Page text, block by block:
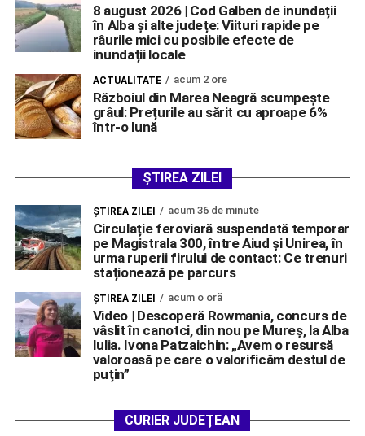
8 august 2026 | Cod Galben de inundații
în Alba și alte județe: Viituri rapide pe
râurile mici cu posibile efecte de
inundații locale
ACTUALITATE acum 2 ore
Războiul din Marea Neagră scumpește
grâul: Prețurile au sărit cu aproape 6%
într-o lună
ȘTIREA ZILEI
ŞTIREA ZILEI acum 36 de minute
Circulație feroviară suspendată temporar
pe Magistrala 300, între Aiud și Unirea, în
urma ruperii firului de contact: Ce trenuri
staționează pe parcurs
ŞTIREA ZILEI acum o oră
Video | Descoperă Rowmania, concurs de
vâslit în canotci, din nou pe Mureș, la Alba
Iulia. Ivona Patzaichin: „Avem o resursă
valoroasă pe care o valorificăm destul de
puțin”
CURIER JUDEȚEAN